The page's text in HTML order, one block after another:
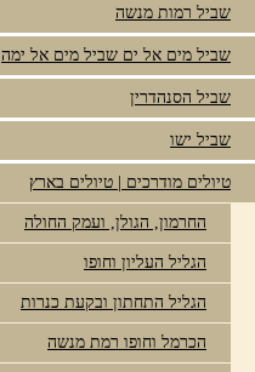
שביל רמות מנשה
שביל מים אל ים שביל מים אל ימה
שביל הסנהדרין
שביל ישו
טיולים מודרכים | טיולים בארץ
החרמון, הגולן, ועמק החולה
הגליל העליון וחופו
הגליל התחתון ובקעת כנרות
הכרמל וחופו רמת מנשה